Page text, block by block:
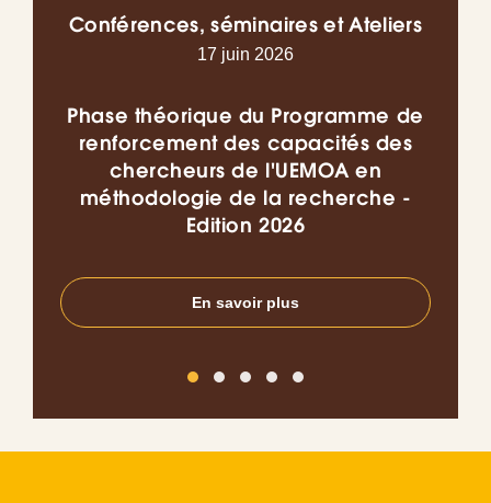
Conférences, séminaires et Ateliers
17 juin 2026
Phase théorique du Programme de
renforcement des capacités des
chercheurs de l'UEMOA en
méthodologie de la recherche -
Edition 2026
En savoir plus